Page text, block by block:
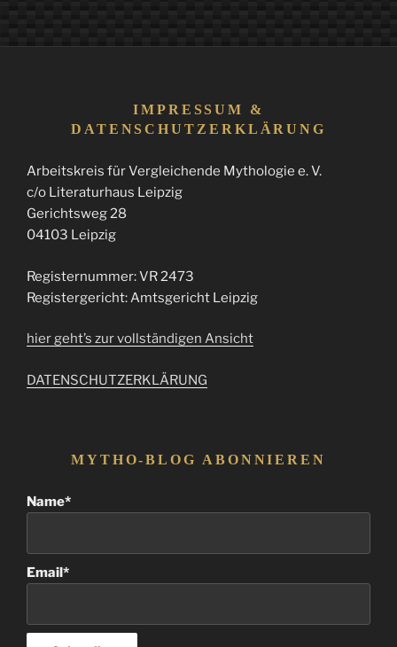
IMPRESSUM &
DATENSCHUTZERKLÄRUNG
Arbeitskreis für Vergleichende Mythologie e. V.
c/o Literaturhaus Leipzig
Gerichtsweg 28
04103 Leipzig
Registernummer: VR 2473
Registergericht: Amtsgericht Leipzig
hier geht’s zur vollständigen Ansicht
DATENSCHUTZERKLÄRUNG
MYTHO-BLOG ABONNIEREN
Name*
Email*